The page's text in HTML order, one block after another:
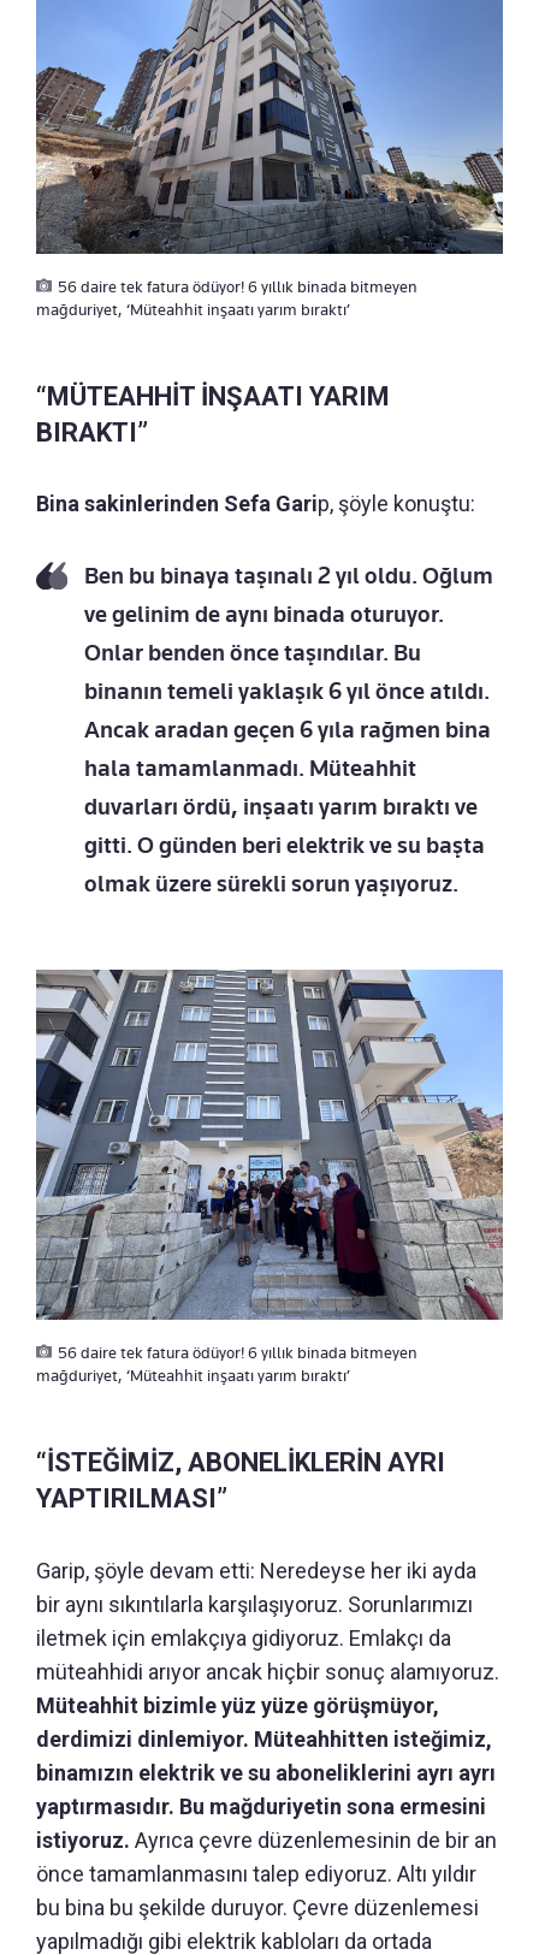
56 daire tek fatura ödüyor! 6 yıllık binada bitmeyen
mağduriyet, ‘Müteahhit inşaatı yarım bıraktı’
“MÜTEAHHİT İNŞAATI YARIM
BIRAKTI”
Bina sakinlerinden Sefa Garip, şöyle konuştu:
Ben bu binaya taşınalı 2 yıl oldu. Oğlum
ve gelinim de aynı binada oturuyor.
Onlar benden önce taşındılar. Bu
binanın temeli yaklaşık 6 yıl önce atıldı.
Ancak aradan geçen 6 yıla rağmen bina
hala tamamlanmadı. Müteahhit
duvarları ördü, inşaatı yarım bıraktı ve
gitti. O günden beri elektrik ve su başta
olmak üzere sürekli sorun yaşıyoruz.
56 daire tek fatura ödüyor! 6 yıllık binada bitmeyen
mağduriyet, ‘Müteahhit inşaatı yarım bıraktı’
“İSTEĞİMİZ, ABONELİKLERİN AYRI
YAPTIRILMASI”
Garip, şöyle devam etti: Neredeyse her iki ayda
bir aynı sıkıntılarla karşılaşıyoruz. Sorunlarımızı
iletmek için emlakçıya gidiyoruz. Emlakçı da
müteahhidi arıyor ancak hiçbir sonuç alamıyoruz.
Müteahhit bizimle yüz yüze görüşmüyor,
derdimizi dinlemiyor. Müteahhitten isteğimiz,
binamızın elektrik ve su aboneliklerini ayrı ayrı
yaptırmasıdır. Bu mağduriyetin sona ermesini
istiyoruz. Ayrıca çevre düzenlemesinin de bir an
önce tamamlanmasını talep ediyoruz. Altı yıldır
bu bina bu şekilde duruyor. Çevre düzenlemesi
yapılmadığı gibi elektrik kabloları da ortada